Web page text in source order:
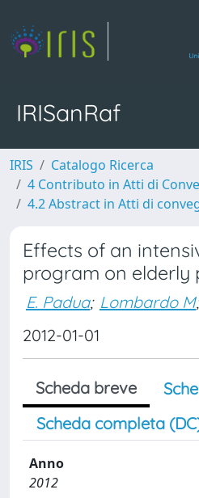
IRISanRaf
IRIS
Catalogo Ricerca
4 Contributo in Atti di
4.2 Abstract in Atti di
Effects of an
program on elderly
E. Padua; Lombardo M;
2012-01-01
Scheda breve
Scheda completa
Anno
2012